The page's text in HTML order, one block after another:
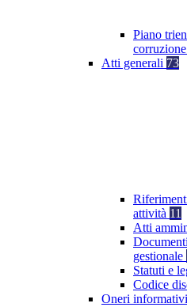
Piano
Atti generali 73
attività 11
Atti
gestionale
Statuti e
Codice
Oneri